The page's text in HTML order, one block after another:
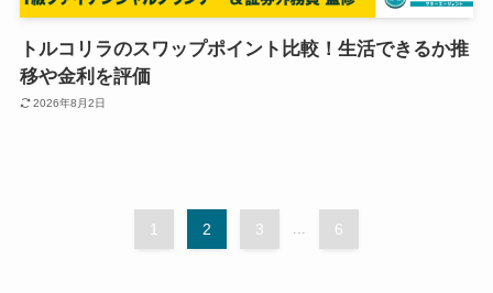
トルコリラのスワップポイント比較！生活できるか推
移や金利を評価
2026年8月2日
1 2 3 6